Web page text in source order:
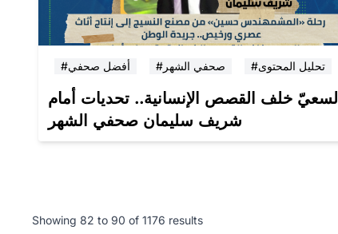
#أفضل صحفي #صحفي الشهر #تحليل المحتوى
السعيّ خلف القصص الإنسانية.. تحديات أمام
شريف سليمان صحفي الشهر
Showing 82 to 90 of 1176 results